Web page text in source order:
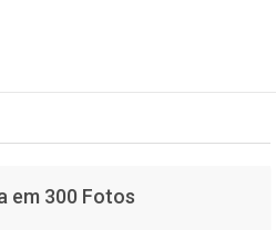
em 300 Fotos